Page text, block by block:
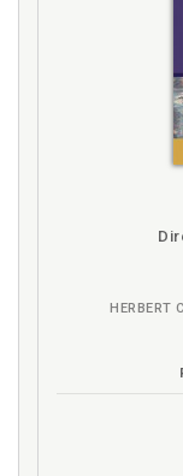
HERBERT